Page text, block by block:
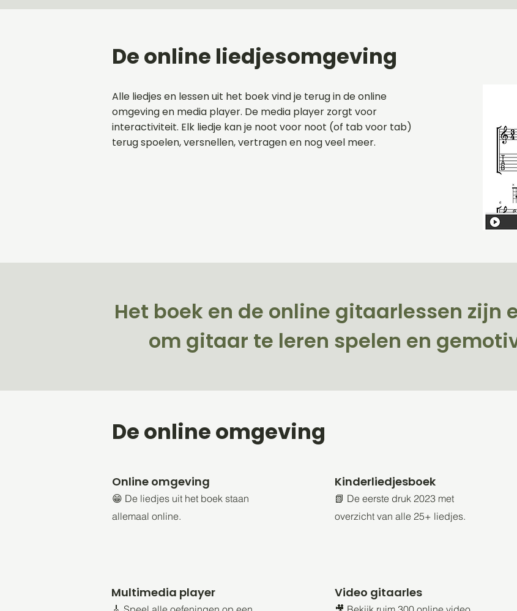
De online liedjesomgeving
Alle liedjes en lessen uit het boek vind je terug in de online
omgeving en media player. De media player zorgt voor
interactiviteit. Elk liedje kan je noot voor noot (of tab voor tab)
terug spoelen, versnellen, vertragen en nog veel meer.
Het boek en de online gitaarlessen zijn
om gitaar te leren spelen en
De online omgeving
Online omgeving
😁 De liedjes uit het boek staan
allemaal online.
Kinderliedjesboek
📗 De eerste druk 2023 met
overzicht van alle 25+ liedjes.
Multimedia player Video gitaarles